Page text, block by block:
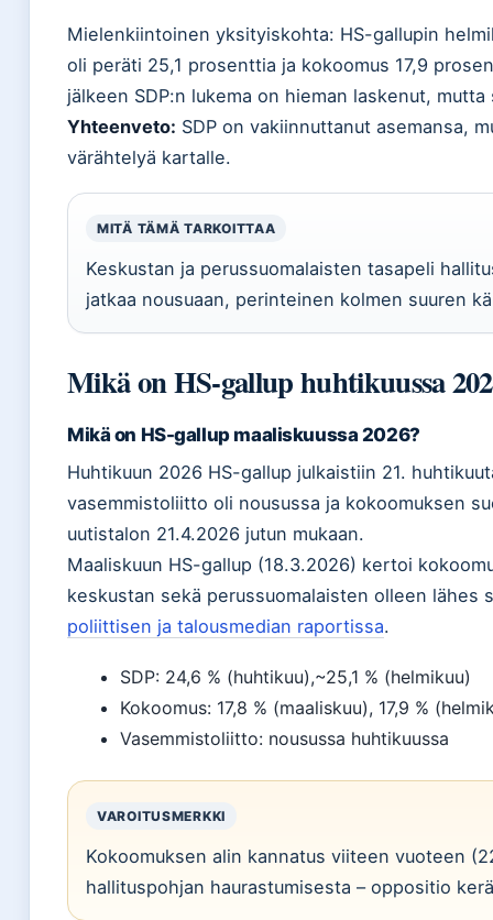
Mielenkiintoinen yksityiskohta: HS-gallupin
oli peräti 25,1 prosenttia ja kokoomus 17,9
jälkeen SDP:n lukema on hieman laskenut,
Yhteenveto: SDP on vakiinnuttanut asemansa,
värähtelyä kartalle.
MITÄ TÄMÄ TARKOITTAA
Keskustan ja perussuomalaisten tasapeli
jatkaa nousuaan, perinteinen kolmen suuren
Mikä on HS-gallup huhtikuussa
Mikä on HS-gallup maaliskuussa 2026?
Huhtikuun 2026 HS-gallup julkaistiin 21.
vasemmistoliitto oli nousussa ja kokoomuksen
uutistalon 21.4.2026 jutun mukaan.
Maaliskuun HS-gallup (18.3.2026) kertoi
keskustan sekä perussuomalaisten olleen lähes
poliittisen ja talousmedian raportissa.
SDP: 24,6 % (huhtikuu),~25,1 % (helmikuu)
Kokoomus: 17,8 % (maaliskuu), 17,9 %
Vasemmistoliitto: nousussa huhtikuussa
VAROITUSMERKKI
Kokoomuksen alin kannatus viiteen vuoteen
hallituspohjan haurastumisesta – oppositio